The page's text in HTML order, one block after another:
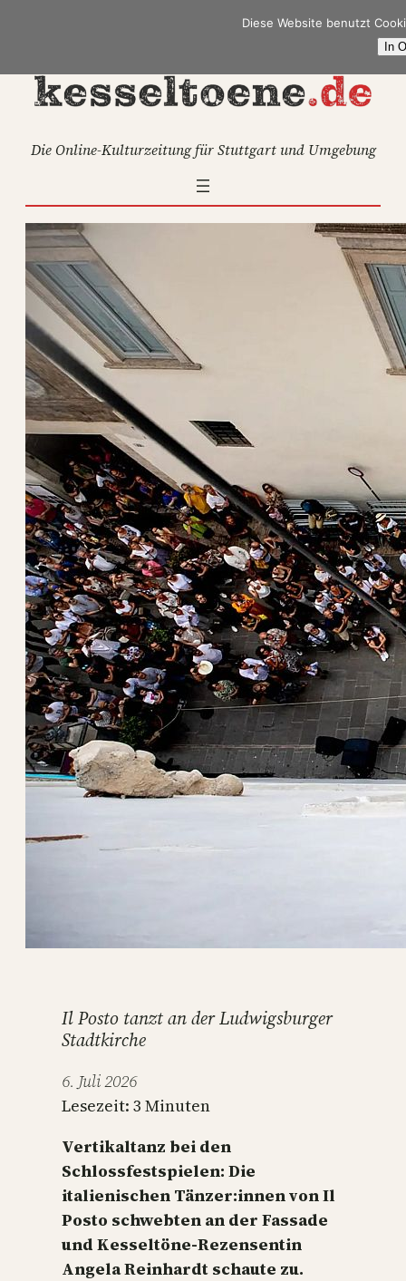
Die Online-Kulturzeitung für Stuttgart und Umgebung
Il Posto tanzt an der Ludwigsburger
Stadtkirche
6. Juli 2026
Lesezeit: 3 Minuten
Vertikaltanz bei den
Schlossfestspielen: Die
italienischen Tänzer:innen von Il
Posto schwebten an der Fassade
und Kesseltöne-Rezensentin
Angela Reinhardt schaute zu.
Diese Website benutzt
In